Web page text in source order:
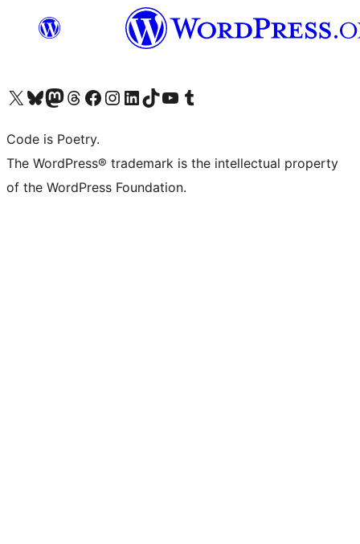
Bezoek ons X (voorheen Twitter) account
Bezoek onze Bluesky account
Bezoek ons Mastodon account
Bezoek onze Threads account
Onze Facebookpagina bezoeken
Bezoek onze Instagram account
Bezoek onze LinkedIn account
Bezoek onze TikTok account
Bezoek ons YouTube kanaalBezoek onze Tumblr account
Code is Poetry.
The WordPress® trademark is the intellectual property
of the WordPress Foundation.